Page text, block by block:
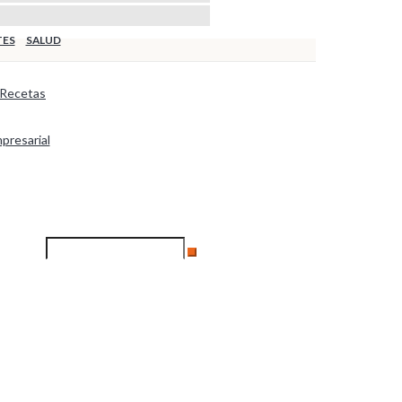
SALUD
Recetas